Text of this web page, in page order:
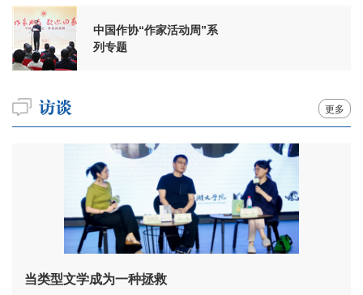
中国作协“作家活动周”系
列专题
更多
当类型文学成为一种拯救